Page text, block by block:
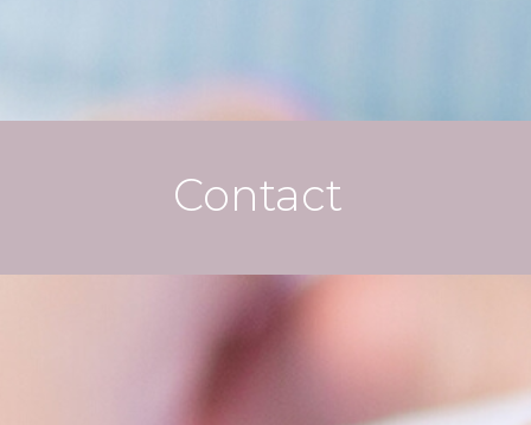
Contact